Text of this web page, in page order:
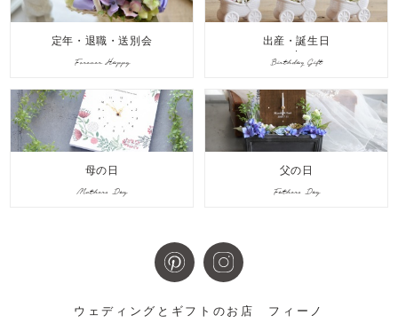
定年・退職・送別会
Forever Happy
出産・誕生日
Birthday Gift
母の日
Mothers Day
父の日
Fathers Day
ウェディングとギフトのお店 フィーノ